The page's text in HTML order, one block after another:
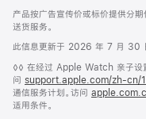
产品按广告宣传价或标价提供分期
送货服务。
此信息更新于 2026 年 7 月 30
脚
注
◊◊ 在经过 Apple Watch 亲子设
问 support.apple.com/zh-cn/
通信服务计划。访问
适用条件。